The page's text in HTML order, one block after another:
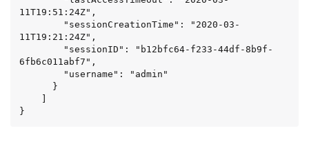
11T19:51:24Z",
11T19:21:24Z",
6fb6c011abf7",
}